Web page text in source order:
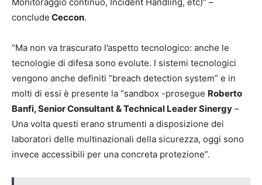
conclude Ceccon.
“Ma non va trascurato l’aspetto tecnologico: anche le
tecnologie di difesa sono evolute. I sistemi tecnologici
vengono anche definiti “breach detection system” e in
molti di essi è presente la “sandbox -prosegue Roberto
Banfi, Senior Consultant & Technical Leader Sinergy –
Una volta questi erano strumenti a disposizione dei
laboratori delle multinazionali della sicurezza, oggi sono
invece accessibili per una concreta protezione”.